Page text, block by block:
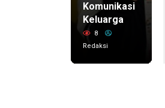
Komunikasi
Keluarga
8
Redaksi